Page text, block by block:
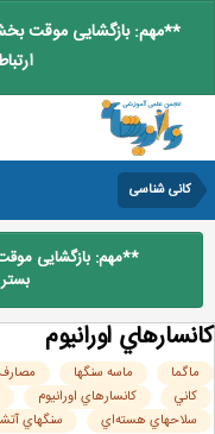
**مهم: بازگشایی موقت
کانی شناسی
**مهم: بازگشایی
بستر
اورانيوم
ماسه سنگها مصارف
کاني
کانسارهاي اورانيوم
سلاحهاي هسته‌اي
سنگهاي